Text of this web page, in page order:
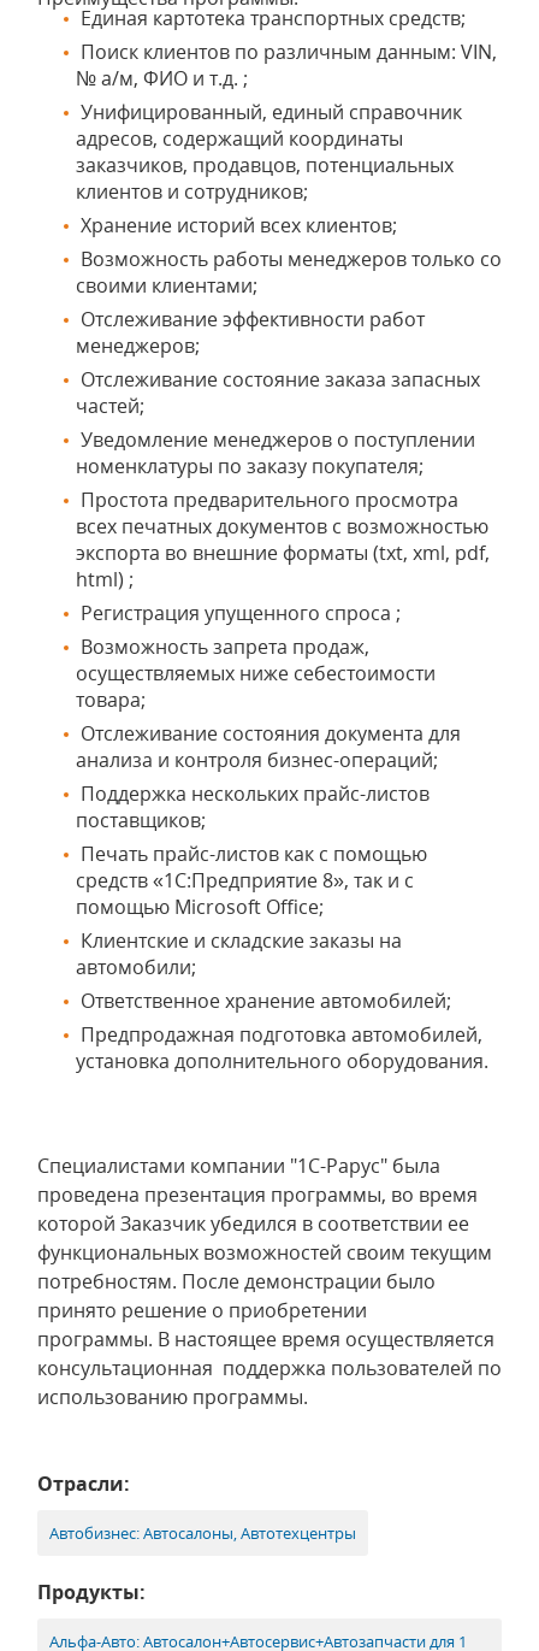
Единая картотека транспортных средств;
Поиск клиентов по различным данным: VIN,
№ а/м, ФИО и т.д. ;
Унифицированный, единый справочник
адресов, содержащий координаты
заказчиков, продавцов, потенциальных
клиентов и сотрудников;
Хранение историй всех клиентов;
Возможность работы менеджеров только со
своими клиентами;
Отслеживание эффективности работ
менеджеров;
Отслеживание состояние заказа запасных
частей;
Уведомление менеджеров о поступлении
номенклатуры по заказу покупателя;
Простота предварительного просмотра
всех печатных документов с возможностью
экспорта во внешние форматы (txt, xml, pdf,
html) ;
Регистрация упущенного спроса ;
Возможность запрета продаж,
осуществляемых ниже себестоимости
товара;
Отслеживание состояния документа для
анализа и контроля бизнес-операций;
Поддержка нескольких прайс-листов
поставщиков;
Печать прайс-листов как с помощью
средств «1С:Предприятие 8», так и с
помощью Microsoft Office;
Клиентские и складские заказы на
автомобили;
Ответственное хранение автомобилей;
Предпродажная подготовка автомобилей,
установка дополнительного оборудования.
Специалистами компании "1С-Рарус" была
проведена презентация программы, во время
которой Заказчик убедился в соответствии ее
функциональных возможностей своим текущим
потребностям. После демонстрации было
принято решение о приобретении
программы. В настоящее время осуществляется
консультационная поддержка пользователей по
использованию программы.
Отрасли:
Автобизнес: Автосалоны, Автотехцентры
Продукты:
Альфа-Авто: Автосалон+Автосервис+Автозапчасти для 1